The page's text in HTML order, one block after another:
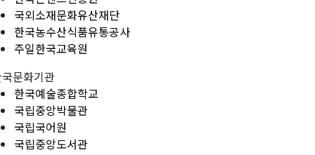
국외소재문화유산재단
한국농수산식품유통공사
주일한국교육원
문화기관
한국예술종합학교
국립중앙박물관
국립국어원
국립중앙도서관